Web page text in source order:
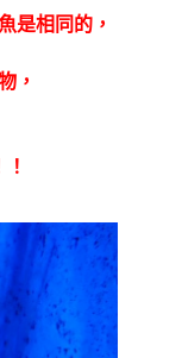
是相同的，
，